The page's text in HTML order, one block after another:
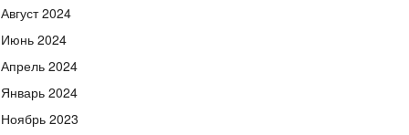
Август 2024
Июнь 2024
Апрель 2024
Январь 2024
Ноябрь 2023